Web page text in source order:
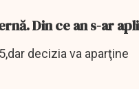
internă. Din ce an s-ar
decizia va aparţine